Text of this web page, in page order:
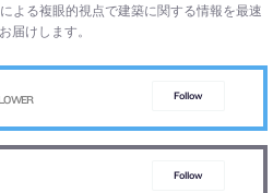
よる複眼的視点で建築に関する情報を最速
届けします。
Follow
Follow